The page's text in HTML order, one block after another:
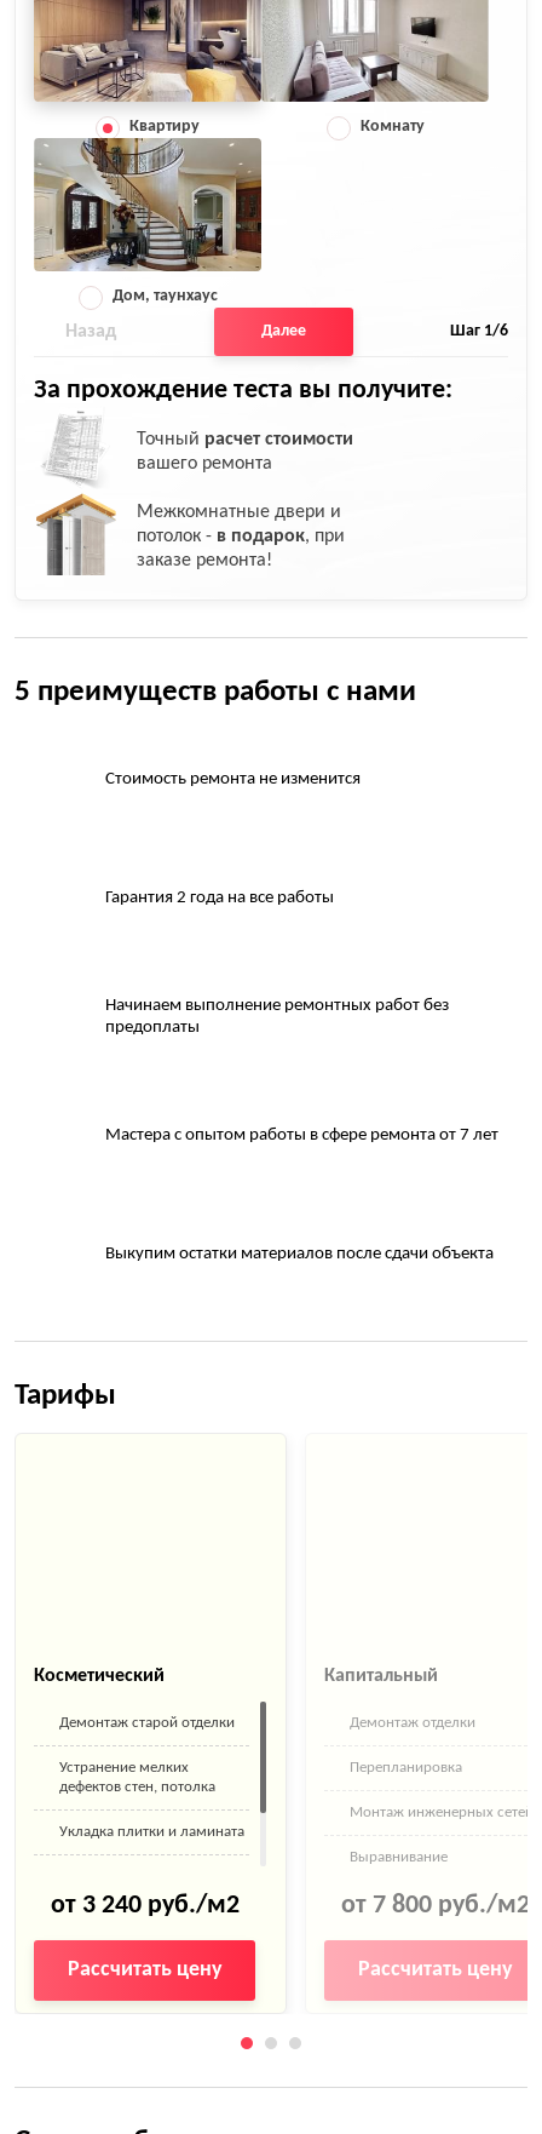
Квартиру Комнату
Дом, таунхаус
Назад Далее Шаг 1/6
За прохождение теста вы получите:
Точный расчет стоимости
вашего ремонта
Межкомнатные двери и
потолок - в подарок, при
заказе ремонта!
5 преимуществ работы с нами
Стоимость ремонта не изменится
Гарантия 2 года на все работы
Начинаем выполнение ремонтных работ без
предоплаты
Мастера с опытом работы в сфере ремонта от 7 лет
Выкупим остатки материалов после сдачи объекта
Тарифы
Косметический
Демонтаж старой отделки
Устранение мелких
дефектов стен, потолка
Укладка плитки и ламината
Поклейка обоев
от 3 240 руб./м2
Рассчитать цену
Капитальный
Демонтаж отделки
Перепланировка
Монтаж инженерных сетей
Выравнивание
от 7 800 руб./м2
Рассчитать цену